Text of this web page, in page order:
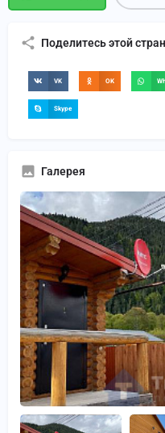
Поделитесь этой
VK OK
Skype
Галерея